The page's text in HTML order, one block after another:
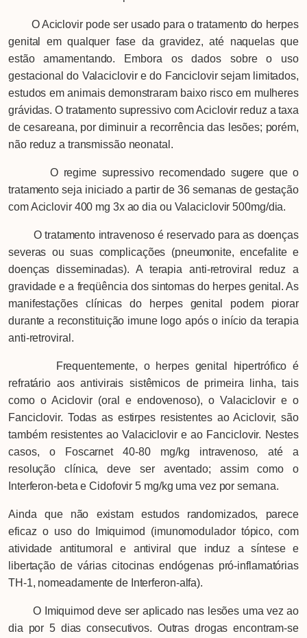
O Aciclovir pode ser usado para o tratamento do herpes
genital em qualquer fase da gravidez, até naquelas que
estão amamentando. Embora os dados sobre o uso
gestacional do Valaciclovir e do Fanciclovir sejam limitados,
estudos em animais demonstraram baixo risco em mulheres
grávidas. O tratamento supressivo com Aciclovir reduz a taxa
de cesareana, por diminuir a recorrência das lesões; porém,
não reduz a transmissão neonatal.
O regime supressivo recomendado sugere que o
tratamento seja iniciado a partir de 36 semanas de gestação
com Aciclovir 400 mg 3x ao dia ou Valaciclovir 500mg/dia.
O tratamento intravenoso é reservado para as doenças
severas ou suas complicações (pneumonite, encefalite e
doenças disseminadas). A terapia anti-retroviral reduz a
gravidade e a freqüência dos sintomas do herpes genital. As
manifestações clínicas do herpes genital podem piorar
durante a reconstituição imune logo após o início da terapia
anti-retroviral.
Frequentemente, o herpes genital hipertrófico é
refratário aos antivirais sistêmicos de primeira linha, tais
como o Aciclovir (oral e endovenoso), o Valaciclovir e o
Fanciclovir. Todas as estirpes resistentes ao Aciclovir, são
também resistentes ao Valaciclovir e ao Fanciclovir. Nestes
casos, o Foscarnet 40-80 mg/kg intravenoso,até a
resolução clínica, deve ser aventado; assim como o
Interferon-beta e Cidofovir 5 mg/kg uma vez por semana.
Ainda que não existam estudos randomizados, parece
eficaz o uso do Imiquimod (imunomodulador tópico, com
atividade antitumoral e antiviral que induz a síntese e
libertação de várias citocinas endógenas pró-inflamatórias
TH-1, nomeadamente de Interferon-alfa).
O Imiquimod deve ser aplicado nas lesões uma vez ao
dia por 5 dias consecutivos. Outras drogas encontram-se